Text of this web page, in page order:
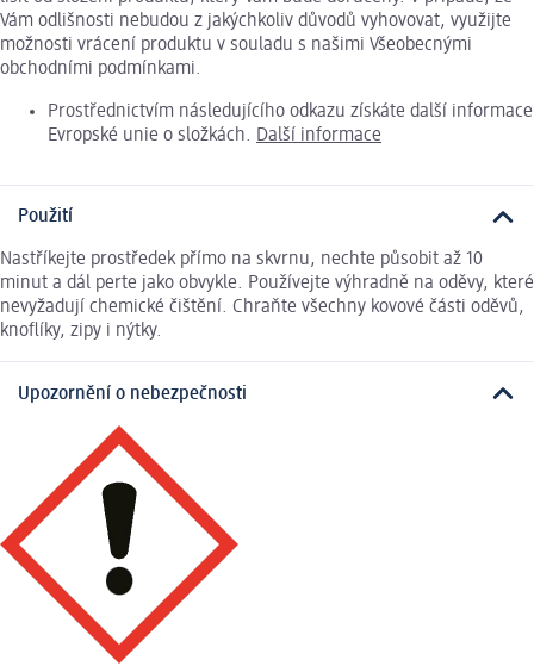
Vám odlišnosti nebudou z jakýchkoliv důvodů vyhovovat, využijte
možnosti vrácení produktu v souladu s našimi Všeobecnými
obchodními podmínkami.
Prostřednictvím následujícího odkazu získáte další informace
Evropské unie o složkách. Další informace
Použití
Nastříkejte prostředek přímo na skvrnu, nechte působit až 10
minut a dál perte jako obvykle. Používejte výhradně na oděvy, které
nevyžadují chemické čištění. Chraňte všechny kovové části oděvů,
knoflíky, zipy i nýtky.
Upozornění o nebezpečnosti